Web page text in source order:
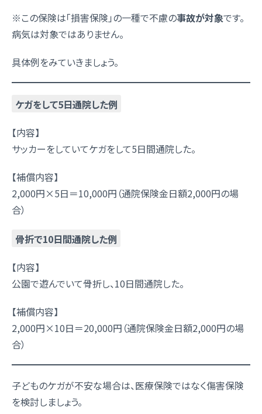
※この保険は「損害保険」の一種で不慮の事故が対象です。
病気は対象ではありません。
具体例をみていきましょう。
ケガをして5日通院した例
【内容】
サッカーをしていてケガをして5日間通院した。
【補償内容】
2,000円×5日＝10,000円（通院保険金日額2,000円の場
合）
骨折で10日間通院した例
【内容】
公園で遊んでいて骨折し、10日間通院した。
【補償内容】
2,000円×10日＝20,000円（通院保険金日額2,000円の場
合）
子どものケガが不安な場合は、医療保険ではなく傷害保険
を検討しましょう。